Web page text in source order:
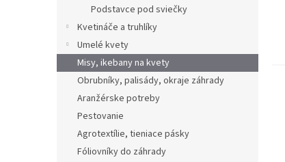
Podstavce pod sviečky
Kvetináče a truhlíky
Umelé kvety
Misy, ikebany na kvety
Obrubníky, palisády, okraje záhrady
Aranžérske potreby
Pestovanie
Agrotextílie, tieniace pásky
Fóliovníky do záhrady